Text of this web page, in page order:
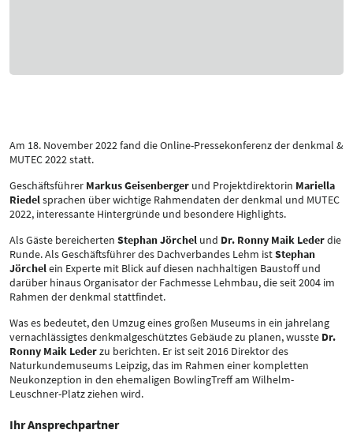
Am 18. November 2022 fand die Online-Pressekonferenz der denkmal &
MUTEC 2022 statt.
Geschäftsführer Markus Geisenberger und Projektdirektorin Mariella
Riedel sprachen über wichtige Rahmendaten der denkmal und MUTEC
2022, interessante Hintergründe und besondere Highlights.
Als Gäste bereicherten Stephan Jörchel und Dr. Ronny Maik Lederdie
Runde. Als Geschäftsführer des Dachverbandes Lehm istStephan
Jörchel ein Experte mit Blick auf diesen nachhaltigen Baustoff und
darüber hinaus Organisator der Fachmesse Lehmbau, die seit 2004 im
Rahmen der denkmal stattfindet.
Was es bedeutet, den Umzug eines großen Museums in ein jahrelang
vernachlässigtes denkmalgeschütztes Gebäude zu planen, wusste Dr.
Ronny Maik Lederzu berichten. Er ist seit 2016 Direktor des
Naturkundemuseums Leipzig, das im Rahmen einer kompletten
Neukonzeption in den ehemaligen BowlingTreff am Wilhelm-
Leuschner-Platz ziehen wird.
Ihr Ansprechpartner